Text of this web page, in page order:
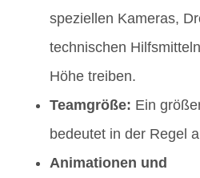
speziellen Kameras,
technischen
Höhe treiben.
Teamgröße: Ein
bedeutet in der Regel
Animationen und